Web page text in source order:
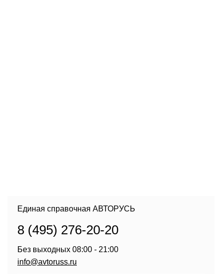
Единая справочная АВТОРУСЬ
8 (495) 276-20-20
Без выходных 08:00 - 21:00
info@avtoruss.ru